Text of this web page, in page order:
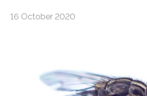
16 October 2020